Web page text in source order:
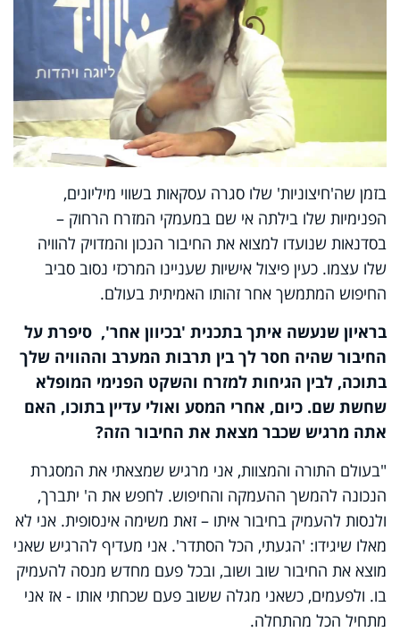
בזמן שה'חיצוניות' שלו סגרה עסקאות בשווי מיליונים,
הפנימיות שלו בילתה אי שם במעמקי המזרח הרחוק –
בסדנאות שנועדו למצוא את החיבור הנכון והמדויק להוויה
שלו עצמו. כעין פיצול אישיות שעניינו המרכזי נסוב סביב
החיפוש המתמשך אחר זהותו האמיתית בעולם.
בראיון שנעשה איתך בתכנית 'בכיוון אחר', סיפרת על
החיבור שהיה חסר לך בין תרבות המערב וההוויה שלך
בתוכה, לבין הגיחות למזרח והשקט הפנימי המופלא
שחשת שם. כיום, אחרי המסע ואולי עדיין בתוכו, האם
אתה מרגיש שכבר מצאת את החיבור הזה?
"בעולם התורה והמצוות, אני מרגיש שמצאתי את המסגרת
הנכונה להמשך ההעמקה והחיפוש. לחפש את ה' יתברך,
ולנסות להעמיק בחיבור איתו – זאת משימה אינסופית. אני לא
מאלו שיגידו: 'הגעתי, הכל הסתדר'. אני מעדיף להרגיש שאני
מוצא את החיבור שוב ושוב, ובכל פעם מחדש מנסה להעמיק
בו. ולפעמים, כשאני מגלה ששוב פעם שכחתי אותו - אז אני
מתחיל הכל מהתחלה.